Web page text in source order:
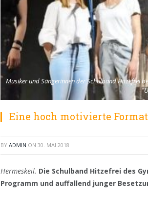
Musiker und Sängerinnen der Schulband Hitzefrei
Eine hoch motivierte
BY ADMIN ON 30. MAI 2018
Hermeskeil. Die Schulband Hitzefrei des
Programm und auffallend junger